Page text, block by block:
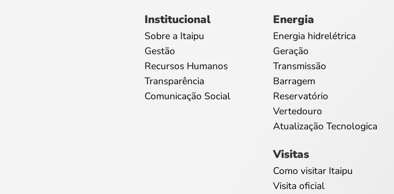
Institucional
Sobre a Itaipu
Gestão
Recursos Humanos
Transparência
Comunicação Social
Energia
Energia hidrelétrica
Geração
Transmissão
Barragem
Reservatório
Vertedouro
Atualização Tecnologica
Visitas
Como visitar Itaipu
Visita oficial